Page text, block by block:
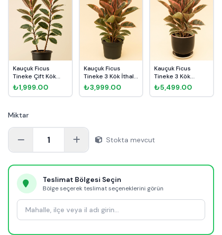
Kauçuk Ficus
Tineke Çift Kök
150cm
₺1,999.00
Kauçuk Ficus
Tineke 3 Kök İthal
100cm
₺3,999.00
Kauçuk Ficus
Tineke 3 Kök
100cm Dekorat...
₺5,499.00
Miktar
1 Stokta mevcut
Teslimat Bölgesi Seçin
Bölge seçerek teslimat seçeneklerini görün